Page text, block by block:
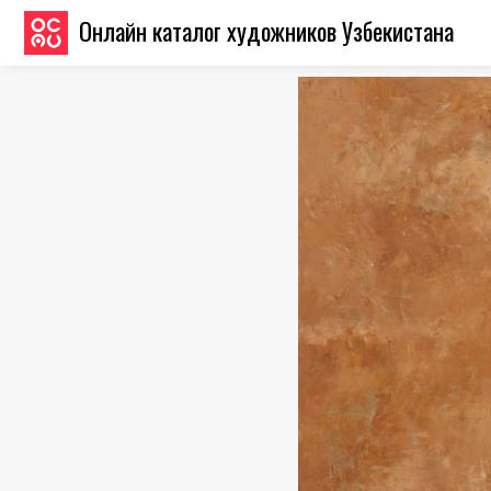
Онлайн каталог художников Узбекистана